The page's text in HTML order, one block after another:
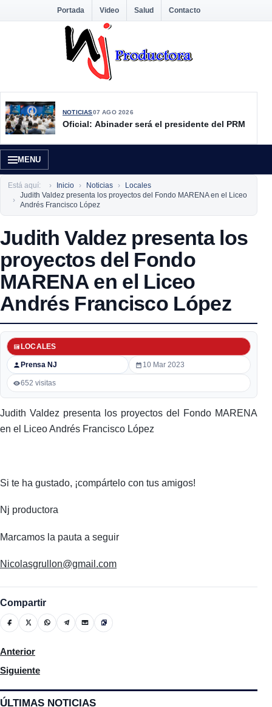
Portada Video Salud Contacto
NOTICIAS07 AGO 2026
Oficial: Abinader será el presidente del PRM
MENU
Está aquí: Inicio Noticias
Locales
Judith Valdez presenta los proyectos del Fondo MARENA en el Liceo
Andrés Francisco López
ÚLTIMAS NOTICIAS
Judith Valdez presenta los
proyectos del Fondo
MARENA en el Liceo
Andrés Francisco López
Prensa NJ
LOCALES
10 Mar 2023
652 visitas
Judith Valdez presenta los proyectos del Fondo MARENA
en el Liceo Andrés Francisco López
Si te ha gustado, ¡compártelo con tus amigos!
Nj productora
Marcamos la pauta a seguir
Nicolasgrullon@gmail.com
Compartir
Artículo anterior: Actividad de motivación Yo Soy
Anterior
Artículo siguiente: Se registran disturbios durante huelga por
Siguiente